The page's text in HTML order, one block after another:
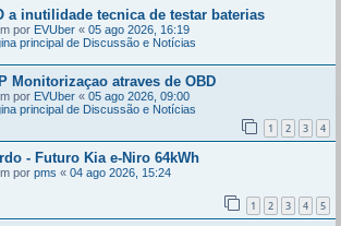
a inutilidade tecnica de testar baterias
por EVUber « 05 ago 2026, 16:19
principal de Discussão e Notícias
Monitorizaçao atraves de OBD
por EVUber « 05 ago 2026, 09:00
principal de Discussão e Notícias
1 2 3 4
- Futuro Kia e-Niro 64kWh
por pms « 04 ago 2026, 15:24
1 2 3 4 5